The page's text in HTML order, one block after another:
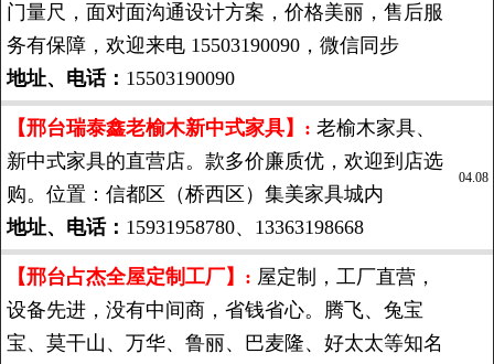
门量尺，面对面沟通设计方案，价格美丽，售后服
务有保障，欢迎来电 15503190090，微信同步
地址、电话： 15503190090
【邢台瑞泰鑫老榆木新中式家具】: 老榆木家具、
新中式家具的直营店。款多价廉质优，欢迎到店选
购。位置：信都区（桥西区）集美家具城内
地址、电话： 15931958780、13363198668
04.08
【邢台占杰全屋定制工厂】: 屋定制，工厂直营，
设备先进，没有中间商，省钱省心。腾飞、兔宝
宝、莫干山、万华、鲁丽、巴麦隆、好太太等知名